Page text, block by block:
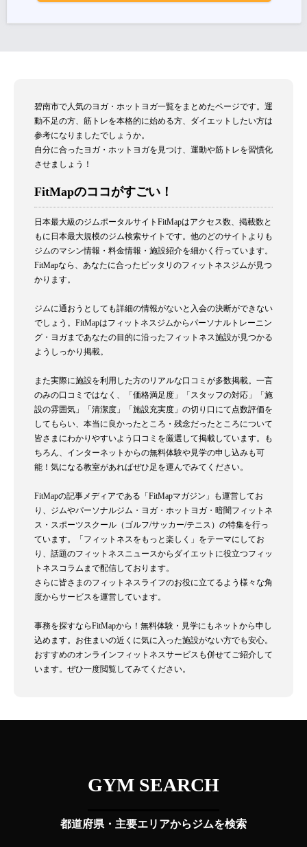
碧南市で人気のヨガ・ホットヨガ一覧をまとめたページです。運
動不足の方、筋トレを本格的に始める方、ダイエットしたい方は
参考になりましたでしょうか。
自分に合ったヨガ・ホットヨガを見つけ、運動や筋トレを習慣化
させましょう！
FitMapのココがすごい！
日本最大級のジムポータルサイトFitMapはアクセス数、掲載数と
もに日本最大規模のジム検索サイトです。他のどのサイトよりも
ジムのマシン情報・料金情報・施設紹介を細かく行っています。
FitMapなら、あなたに合ったピッタリのフィットネスジムが見つ
かります。
ジムに通おうとしても詳細の情報がないと入会の決断ができない
でしょう。FitMapはフィットネスジムからパーソナルトレーニン
グ・ヨガまであなたの目的に沿ったフィットネス施設が見つかる
ようしっかり掲載。
また実際に施設を利用した方のリアルな口コミが多数掲載。一言
のみの口コミではなく、「価格満足度」「スタッフの対応」「施
設の雰囲気」「清潔度」「施設充実度」の切り口にて点数評価を
してもらい、本当に良かったところ・残念だったところについて
皆さまにわかりやすいよう口コミを厳選して掲載しています。も
ちろん、インターネットからの無料体験や見学の申し込みも可
能！気になる教室があればぜひ足を運んでみてください。
FitMapの記事メディアである「FitMapマガジン」も運営してお
り、ジムやパーソナルジム・ヨガ・ホットヨガ・暗闇フィットネ
ス・スポーツスクール（ゴルフ/サッカー/テニス）の特集を行っ
ています。「フィットネスをもっと楽しく」をテーマにしてお
り、話題のフィットネスニュースからダイエットに役立つフィッ
トネスコラムまで配信しております。
さらに皆さまのフィットネスライフのお役に立てるよう様々な角
度からサービスを運営しています。
事務を探すならFitMapから！無料体験・見学にもネットから申し
込めます。お住まいの近くに気に入った施設がない方でも安心。
おすすめのオンラインフィットネスサービスも併せてご紹介して
います。ぜひ一度閲覧してみてください。
GYM SEARCH
都道府県・主要エリアからジムを検索